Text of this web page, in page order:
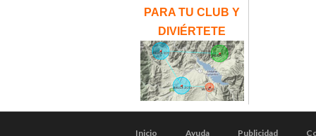
PARA TU CLUB Y
DIVIÉRTETE
Inicio Ayuda Publicidad